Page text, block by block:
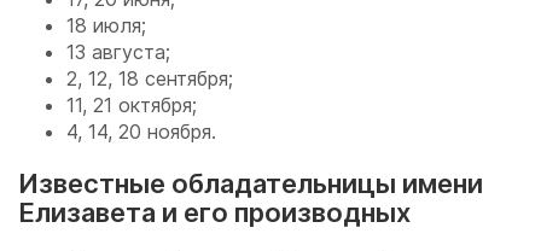
18 июля;
13 августа;
2, 12, 18 сентября;
11, 21 октября;
4, 14, 20 ноября.
Известные обладательницы имени
Елизавета и его производных